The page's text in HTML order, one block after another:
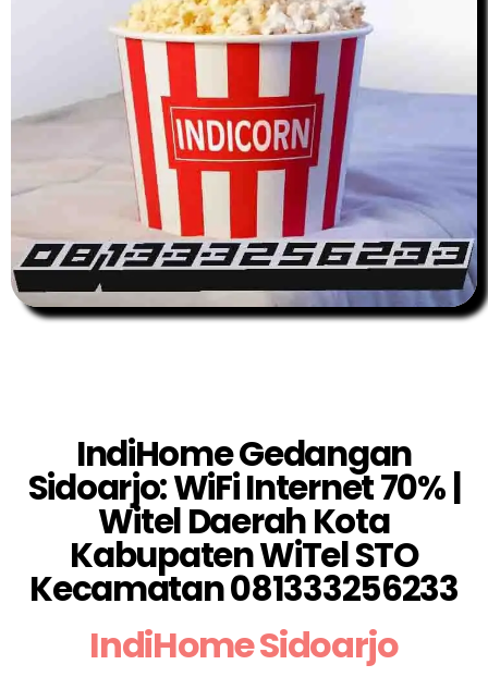
IndiHome Gedangan
Sidoarjo: WiFi Internet 70% |
Witel Daerah Kota
Kabupaten WiTel STO
Kecamatan 081333256233
IndiHome Sidoarjo